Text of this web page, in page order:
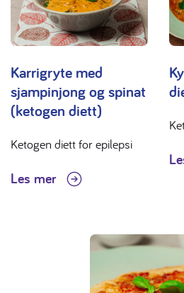
Karrigryte med
sjampinjong og spinat
(ketogen diett)
Ketogen diett for epilepsi
Les mer